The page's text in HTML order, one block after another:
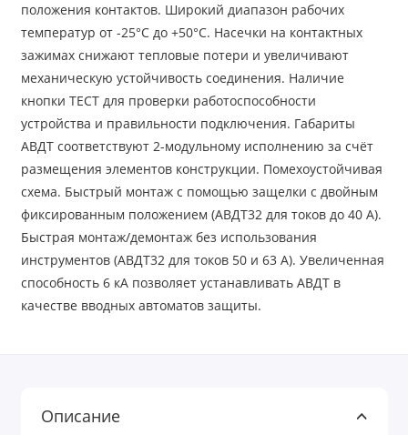
положения контактов. Широкий диапазон рабочих
температур от -25°С до +50°С. Насечки на контактных
зажимах снижают тепловые потери и увеличивают
механическую устойчивость соединения. Наличие
кнопки ТЕСТ для проверки работоспособности
устройства и правильности подключения. Габариты
АВДТ соответствуют 2-модульному исполнению за счёт
размещения элементов конструкции. Помехоустойчивая
схема. Быстрый монтаж с помощью защелки с двойным
фиксированным положением (АВДТ32 для токов до 40 А).
Быстрая монтаж/демонтаж без использования
инструментов (АВДТ32 для токов 50 и 63 A). Увеличенная
способность 6 кА позволяет устанавливать АВДТ в
качестве вводных автоматов защиты.
Описание